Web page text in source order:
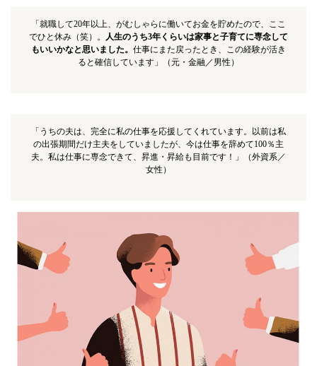
「就職して20年以上、がむしゃらに働いてお金を貯めたので、ここ
でひと休み（笑）。
人生のうち3年くらいは家事と子育てに専念して
もいいかなと思いました。 仕事にまた戻ったとき、この経験が活き
ると確信しています」（元・金融／男性）
「うちの夫は、完全に私の仕事を応援してくれています。以前は私
の出張期間だけ主夫をしていましたが、今は仕事を辞めて100％主
夫。私は仕事に専念できて、昇進・昇給も目前です！」（外資系／
女性）